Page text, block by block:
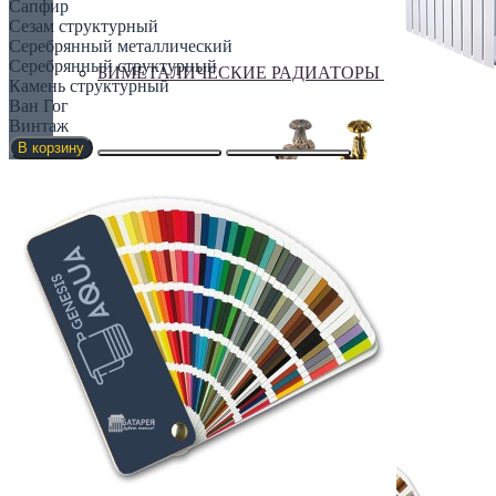
БИМЕТАЛИЧЕСКИЕ РАДИАТОРЫ
Все для радиаторов
Дизайнерские
Сапфир
Сезам структурный
Серебрянный металлический
Серебрянный структурный
Камень структурный
Ван Гог
Винтаж
В корзину